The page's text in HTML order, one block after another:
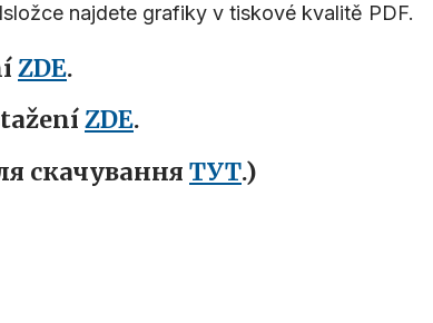
najdete grafiky v tiskové kvalitě PDF.
ZDE.
ZDE.
скачування ТУТ.)